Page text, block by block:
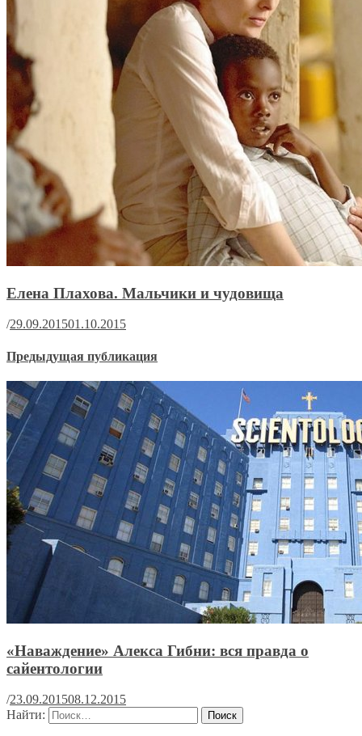
Елена Плахова. Мальчики и чудовища
/29.09.201501.10.2015
Предыдущая публикация
«Наваждение» Алекса Гибни: вся правда о
сайентологии
/23.09.201508.12.2015
Найти: